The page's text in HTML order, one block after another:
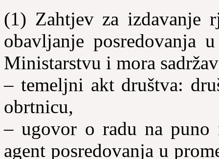
(1) Zahtjev za izdavanje
obav­ljanje posredovanja
Ministarstvu i mora
– temeljni akt društva:
obrtnicu,
– ugovor o radu na puno
agent posredovanja u